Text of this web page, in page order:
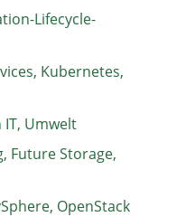
Lifecycle-
Kubernetes,
IT, Umwelt
Future Storage,
OpenStack